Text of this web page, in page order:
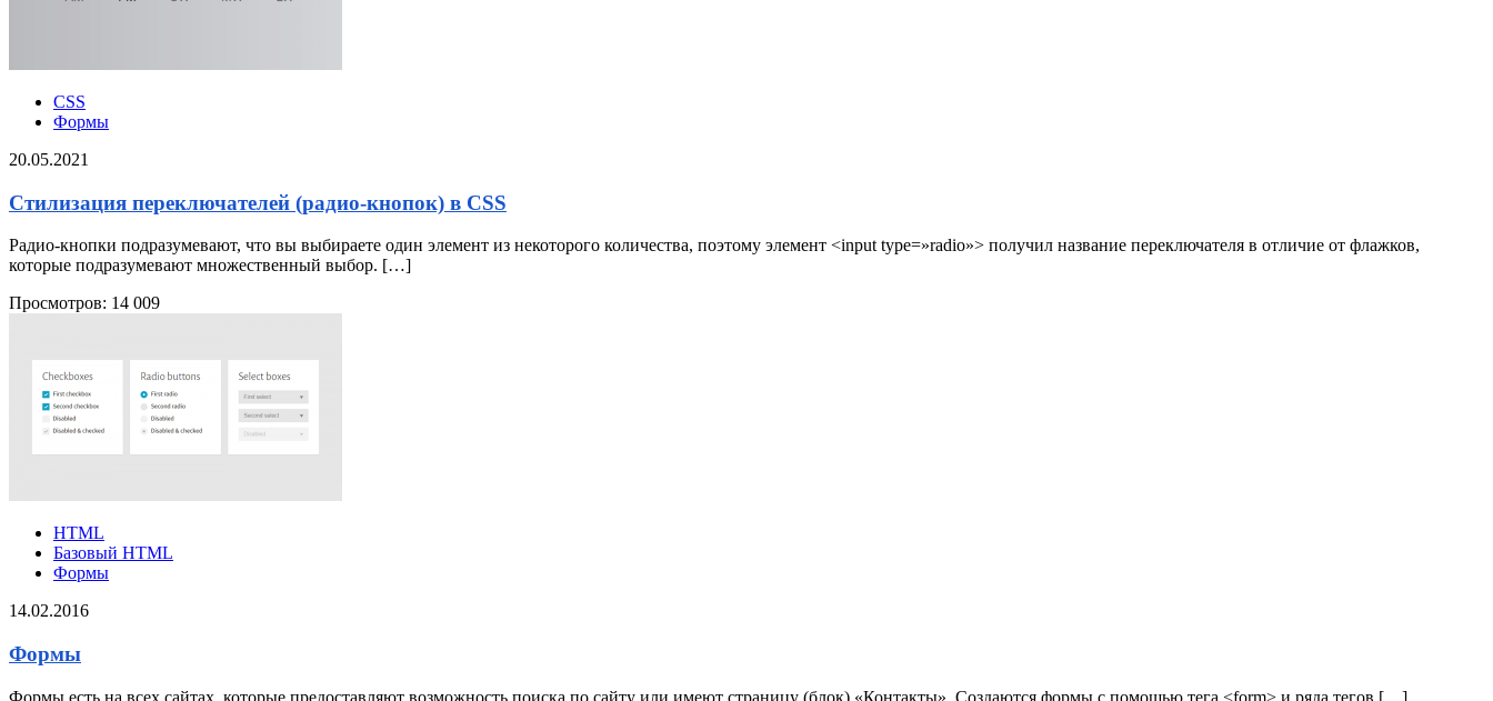
CSS
Формы
20.05.2021
Стилизация переключателей (радио-кнопок) в CSS
Радио-кнопки подразумевают, что вы выбираете один элемент из некоторого количества, поэтому элемент <input type=»radio»> получил название переключателя в отличие от флажков,
которые подразумевают множественный выбор. […]
Просмотров: 14 009
HTML
Базовый HTML
Формы
14.02.2016
Формы
Формы есть на всех сайтах, которые предоставляют возможность поиска по сайту или имеют страницу (блок) «Контакты». Создаются формы с помощью тега <form> и ряда тегов […]